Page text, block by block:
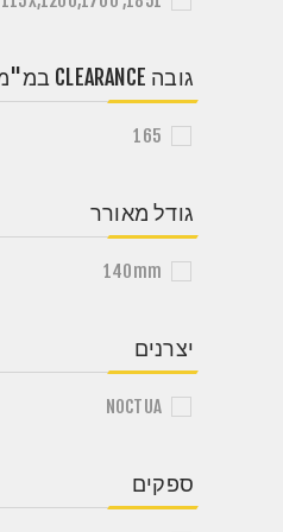
גובה CLEARANCE במ"מ
165
גודל מאורר
140mm
יצרנים
NOCTUA
ספקים